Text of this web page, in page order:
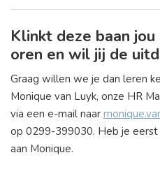
Klinkt deze baan
oren en wil jij de
Graag willen we je dan leren
Monique van Luyk, onze HR
via een e-mail naar
op 0299-399030. Heb je
aan Monique.